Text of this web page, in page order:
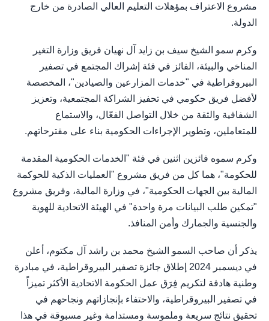
مشروع الاعتراف بمؤهلات التعليم العالي الصادرة من خارج
الدولة.
وكرم سمو الشيخ سيف بن زايد آل نهيان فريق وزارة التغير
المناخي والبيئة، الفائز في فئة إشراك المجتمع في تصفير
البيروقراطية في "خدمات المزارعين والصيادين"، المخصصة
لأفضل فريق حكومي في تحفيز الشراكة المجتمعية، وتعزيز
الشفافية والثقة من خلال التواصل الفعّال، والاستماع
للمتعاملين، وتطوير الإجراءات الحكومية بناء على مقترحاتهم.
وكرم سموه فائزين اثنين في فئة "الخدمات الحكومية المقدمة
للحكومة"، هما كل من فريق مشروع "العمليات الذكية للحوكمة
المالية بين الجهات الحكومية"، في وزارة المالية، وفريق مشروع
"تمكين طلب البيانات مرة واحدة" في الهيئة الاتحادية للهوية
والجنسية والجمارك وأمن المنافذ.
يذكر أن صاحب السمو الشيخ محمد بن راشد آل مكتوم، أعلن
في ديسمبر 2024 إطلاق جائزة تصفير البيروقراطية، في مبادرة
وطنية هادفة لتكريم فِرَق عمل الحكومة الاتحادية الأكثر تميزاً
في تصفير البيروقراطية، والاحتفاء بإنجازاتهم ونجاحهم في
تحقيق نتائج سريعة وملموسة ومستدامة وغير مسبوقة في هذا